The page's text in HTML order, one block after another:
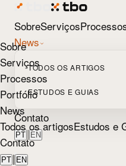
SobreServiços
News
TODOS OS ARTIGOS
ESTUDOS E GUIAS
Contato
PT | EN
Sobre
Serviços
Processos
Portfólio
News
Todos os artigosEstudos e
Contato
PT | EN